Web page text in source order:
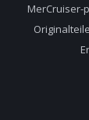
MerCruiser-